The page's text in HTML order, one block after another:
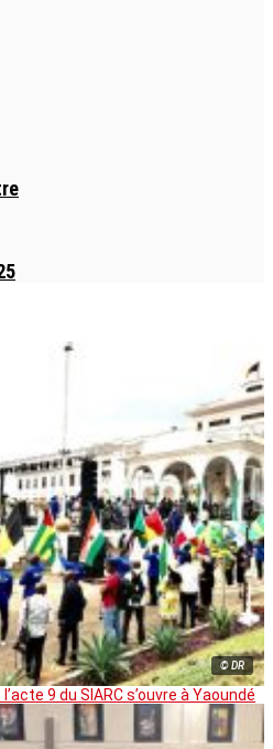
© DR
9 du SIARC s’ouvre à Yaoundé